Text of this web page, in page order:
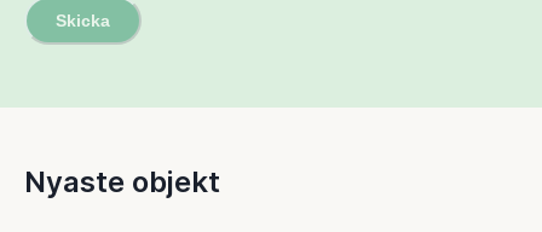
Skicka
Nyaste objekt